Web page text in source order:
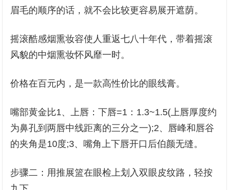
眉毛的顺序的话，就不会比较更容易展开遮荫。
摇滚酷感烟熏妆容使人重返七八十年代，带着摇滚
风貌的中烟熏妆怀风靡一时。
价格在百元内，是一款高性价比的眼线膏。
嘴部黄金比1、上唇：下唇=1：1.3~1.5(上唇厚度约
为鼻孔到两唇中线距离的三分之一);2、唇峰和唇谷
的夹角是10度;3、嘴角上下唇开口后伯颜无缝。
步骤二：用推展篮在眼检上划入双眼皮纹路，轻按